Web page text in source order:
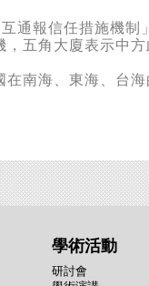
報信任措施機制
五角大廈表示中
海、東海、台海
學術活動
研討會